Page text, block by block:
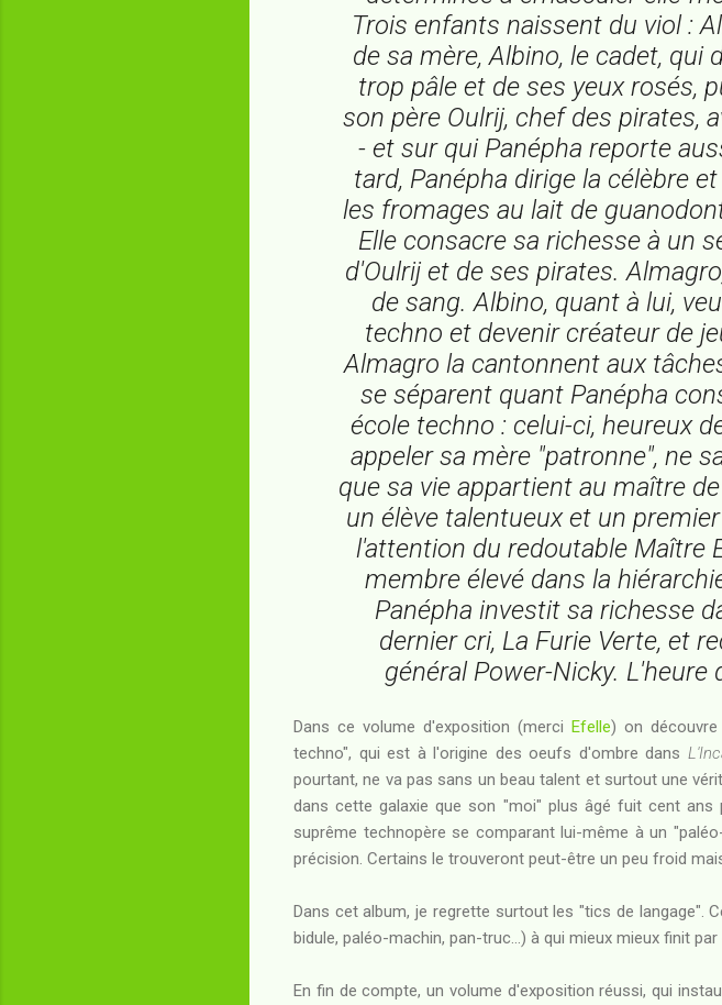
Trois enfants naissent du viol :
de sa mère, Albino, le cadet, qui
trop pâle et de ses yeux rosés,
son père Oulrij, chef des pirates,
- et sur qui Panépha reporte
tard, Panépha dirige la célèbre
les fromages au lait de
Elle consacre sa richesse à un
d'Oulrij et de ses pirates.
de sang. Albino, quant à lui,
techno et devenir créateur de
Almagro la cantonnent aux
se séparent quant Panépha
école techno : celui-ci, heureux
appeler sa mère "patronne", ne
que sa vie appartient au maître
un élève talentueux et un
l'attention du redoutable Maître
membre élevé dans la
Panépha investit sa richesse
dernier cri, La Furie Verte, et
général Power-Nicky. L'heure
Dans ce volume d'exposition (merci Efelle) on
techno", qui est à l'origine des oeufs d'ombre dans
pourtant, ne va pas sans un beau talent et surtout une
dans cette galaxie que son "moi" plus âgé fuit cent ans
suprême technopère se comparant lui-même à un
précision. Certains le trouveront peut-être un peu froid
Dans cet album, je regrette surtout les "tics de langage".
bidule, paléo-machin, pan-truc...) à qui mieux mieux finit par
En fin de compte, un volume d'exposition réussi, qui